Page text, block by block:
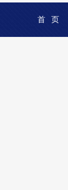
首 页